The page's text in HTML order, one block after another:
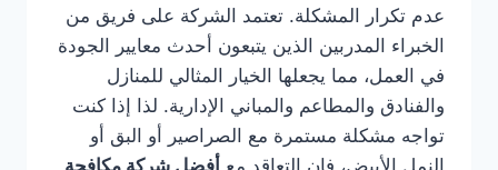
عدم تكرار المشكلة. تعتمد الشركة على فريق من
الخبراء المدربين الذين يتبعون أحدث معايير الجودة
في العمل، مما يجعلها الخيار المثالي للمنازل
والفنادق والمطاعم والمباني الإدارية. لذا إذا كنت
تواجه مشكلة مستمرة مع الصراصير أو البق أو
النمل الأبيض، فإن التعاقد مع أفضل شركة مكافحة